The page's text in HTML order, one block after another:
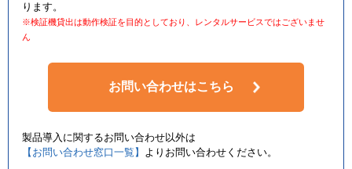
ります。
※検証機貸出は動作検証を目的としており、レンタルサービスではございませ
ん
お問い合わせはこちら
製品導入に関するお問い合わせ以外は
【お問い合わせ窓口一覧】 よりお問い合わせください。